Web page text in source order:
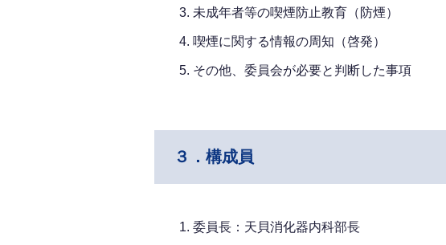
未成年者等の喫煙防止教育（防煙）
喫煙に関する情報の周知（啓発）
その他、委員会が必要と判断した事項
３．構成員
委員長：天貝消化器内科部長